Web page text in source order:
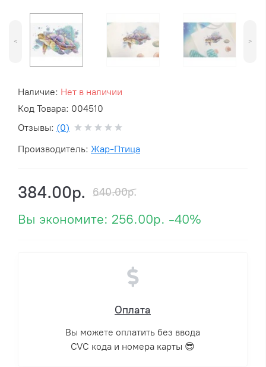
Наличие: Нет в наличии
Код Товара: 004510
Отзывы: (0)
Производитель: Жар-Птица
< >
384.00р. 640.00р.
Вы экономите: 256.00р. -40%
Оплата
Вы можете оплатить без ввода
CVC кода и номера карты 😎